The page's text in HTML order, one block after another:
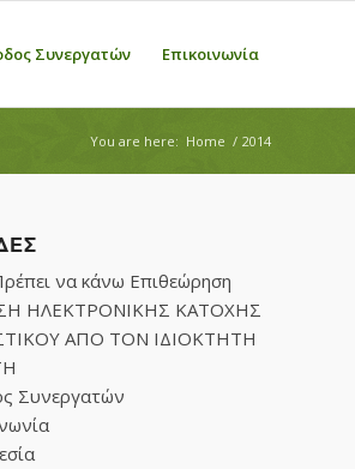
Συνεργατών Επικοινωνία
You are here: Home / 2014
να κάνω Επιθεώρηση
ΗΛΕΚΤΡΟΝΙΚΗΣ ΚΑΤΟΧΗΣ
ΑΠΟ ΤΟΝ ΙΔΙΟΚΤΗΤΗ
Συνεργατών